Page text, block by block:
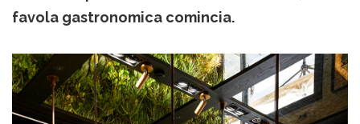
favola gastronomica comincia.